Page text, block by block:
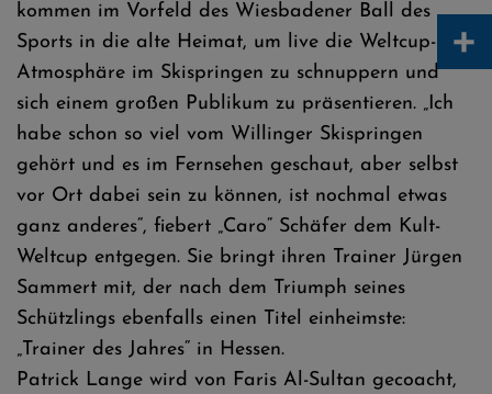
kommen im Vorfeld des Wiesbadener Ball des
Sports in die alte Heimat, um live die Weltcup-
Atmosphäre im Skispringen zu schnuppern und
sich einem großen Publikum zu präsentieren. „Ich
habe schon so viel vom Willinger Skispringen
gehört und es im Fernsehen geschaut, aber selbst
vor Ort dabei sein zu können, ist nochmal etwas
ganz anderes“, fiebert „Caro“ Schäfer dem Kult-
Weltcup entgegen. Sie bringt ihren Trainer Jürgen
Sammert mit, der nach dem Triumph seines
Schützlings ebenfalls einen Titel einheimste:
„Trainer des Jahres“ in Hessen.
Patrick Lange wird von Faris Al-Sultan gecoacht,
+